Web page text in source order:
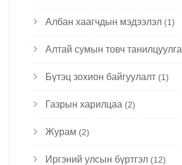
Албан хаагчдын мэдээлэл (1)
Алтай сумын товч танилцуулга
Бүтэц зохион байгуулалт (1)
Газрын харилцаа (2)
Журам (2)
Иргэний улсын бүртгэл (12)